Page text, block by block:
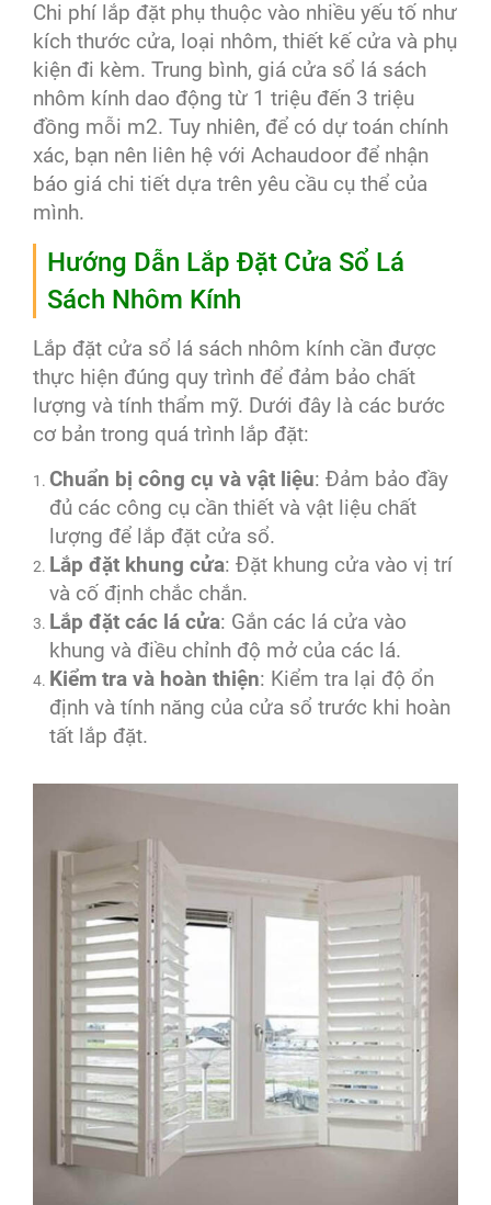
Chi phí lắp đặt phụ thuộc vào nhiều yếu tố như
kích thước cửa, loại nhôm, thiết kế cửa và phụ
kiện đi kèm. Trung bình, giá cửa sổ lá sách
nhôm kính dao động từ 1 triệu đến 3 triệu
đồng mỗi m2. Tuy nhiên, để có dự toán chính
xác, bạn nên liên hệ với Achaudoor để nhận
báo giá chi tiết dựa trên yêu cầu cụ thể của
mình.
Hướng Dẫn Lắp Đặt Cửa Sổ Lá
Sách Nhôm Kính
Lắp đặt cửa sổ lá sách nhôm kính cần được
thực hiện đúng quy trình để đảm bảo chất
lượng và tính thẩm mỹ. Dưới đây là các bước
cơ bản trong quá trình lắp đặt:
Chuẩn bị công cụ và vật liệu: Đảm bảo đầy
đủ các công cụ cần thiết và vật liệu chất
lượng để lắp đặt cửa sổ.
Lắp đặt khung cửa: Đặt khung cửa vào vị trí
và cố định chắc chắn.
Lắp đặt các lá cửa: Gắn các lá cửa vào
khung và điều chỉnh độ mở của các lá.
Kiểm tra và hoàn thiện: Kiểm tra lại độ ổn
định và tính năng của cửa sổ trước khi hoàn
tất lắp đặt.